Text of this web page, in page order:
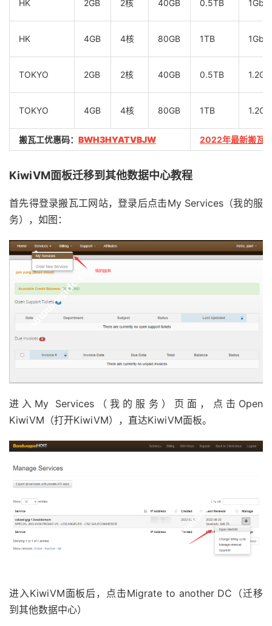
HK 2GB 2核 40GB 0.5TB
HK 4GB 4核 80GB 1TB
TOKYO 2GB 2核 40GB 0.5TB
TOKYO 4GB 4核 80GB 1TB
搬瓦工优惠码： BWH3HYATVBJW 2022年最新搬瓦
KiwiVM面板迁移到其他数据中心教程
首先得登录搬瓦工网站，登录后点击My Services（我的服
务），如图：
进入My Services（我的服务）页面，点击Open
KiwiVM（打开KiwiVM），直达KiwiVM面板。
进入KiwiVM面板后，点击Migrate to another DC（迁移
到其他数据中心）